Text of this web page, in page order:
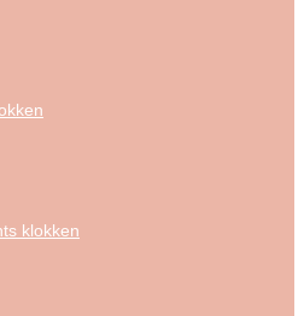
klokken